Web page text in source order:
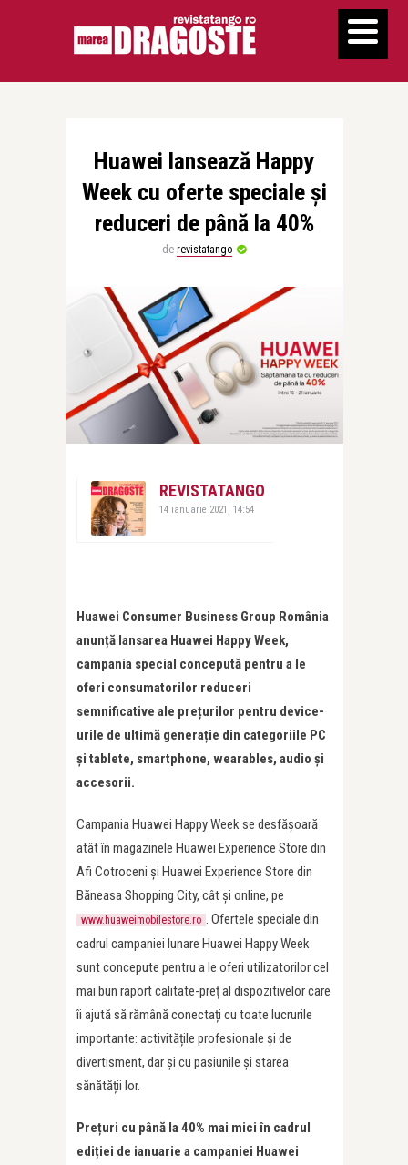
Huawei lansează Happy
Week cu oferte speciale și
reduceri de până la 40%
de revistatango
REVISTATANGO
14 ianuarie 2021, 14:54
Huawei Consumer Business Group România
anunță lansarea Huawei Happy Week,
campania special concepută pentru a le
oferi consumatorilor reduceri
semnificative ale prețurilor pentru device-
urile de ultimă generație din categoriile PC
și tablete, smartphone, wearables, audio și
accesorii.
Campania Huawei Happy Week se desfășoară
atât în magazinele Huawei Experience Store din
Afi Cotroceni și Huawei Experience Store din
Băneasa Shopping City, cât și online, pe
www.huaweimobilestore.ro
. Ofertele speciale din
cadrul campaniei lunare Huawei Happy Week
sunt concepute pentru a le oferi utilizatorilor cel
mai bun raport calitate-preț al dispozitivelor care
îi ajută să rămână conectați cu toate lucrurile
importante: activitățile profesionale și de
divertisment, dar și cu pasiunile și starea
sănătății lor.
Prețuri cu până la 40% mai mici în cadrul
ediției de ianuarie a campaniei Huawei